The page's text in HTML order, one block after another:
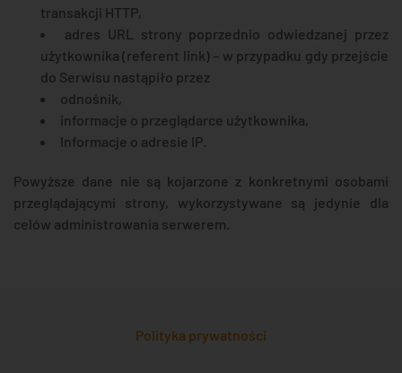
transakcji HTTP,
adres URL strony poprzednio odwiedzanej przez
użytkownika (referent link) – w przypadku gdy przejście
do Serwisu nastąpiło przez
odnośnik,
informacje o przeglądarce użytkownika,
Informacje o adresie IP.
Powyższe dane nie są kojarzone z konkretnymi osobami
przeglądającymi strony, wykorzystywane są jedynie dla
celów administrowania serwerem.
Polityka prywatności